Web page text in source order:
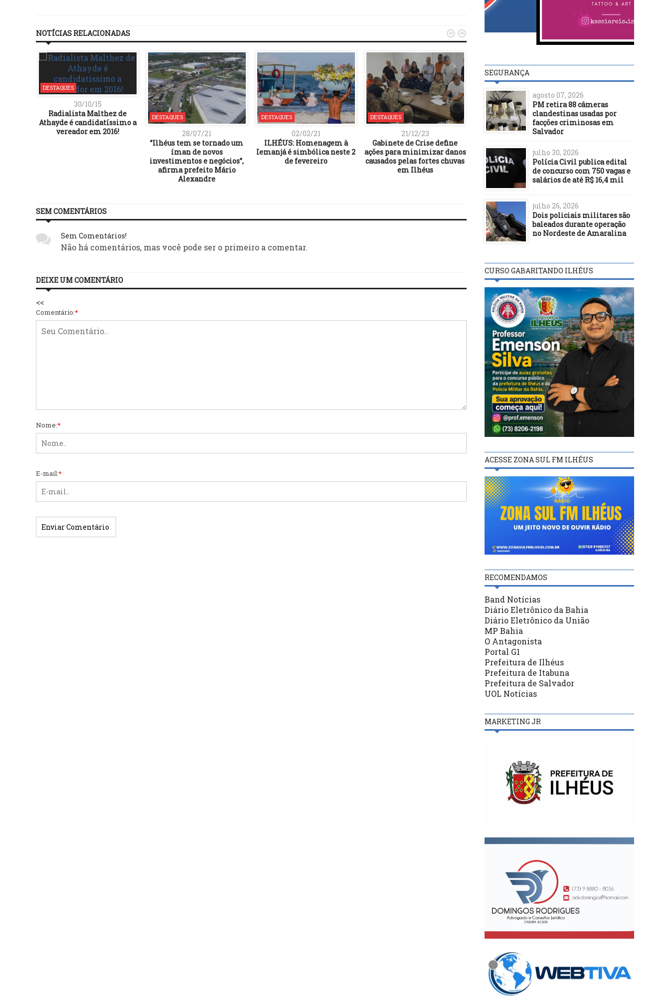
NOTÍCIAS RELACIONADAS
DESTAQUES
30/10/15
Radialista Malthez de
Athayde é candidatíssimo a
vereador em 2016!
DESTAQUES
28/07/21
”Ilhéus tem se tornado um
íman de novos
investimentos e negócios”,
afirma prefeito Mário
Alexandre
DESTAQUES
02/02/21
ILHÉUS: Homenagem à
Iemanjá é simbólica neste 2
de fevereiro
DESTAQUES
21/12/23
Gabinete de Crise define
ações para minimizar danos
causados pelas fortes chuvas
em Ilhéus
DESTAQUES
10/01/17
expulsão de 19 servidores
públicos federais na Bahia
Confiança da
cresce 2 pontos na
 
SEM COMENTÁRIOS
Sem Comentários!
Não há comentários, mas você pode ser o primeiro a comentar.
DEIXE UM COMENTÁRIO
<<
Comentário:*
Nome:*
E-mail:*
SEGURANÇA
agosto 07, 2026
PM retira 88 câmeras
clandestinas usadas por
facções criminosas em
Salvador
julho 30, 2026
Polícia Civil publica edital
de concurso com 750 vagas e
salários de até R$ 16,4 mil
julho 26, 2026
Dois policiais militares são
baleados durante operação
no Nordeste de Amaralina
CURSO GABARITANDO ILHÉUS
ACESSE ZONA SUL FM ILHÉUS
RECOMENDAMOS
Band Notícias
Diário Eletrônico da Bahia
Diário Eletrônico da União
MP Bahia
O Antagonista
Portal G1
Prefeitura de Ilhéus
Prefeitura de Itabuna
Prefeitura de Salvador
UOL Notícias
MARKETING JR